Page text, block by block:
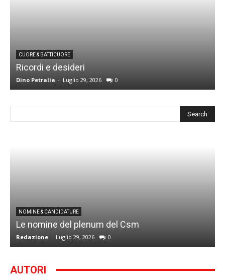
CUORE & BATTICUORE
Ricordi e desideri
Dino Petralia - Luglio 29, 2026 0
NOMINE & CANDIDATURE
Le nomine del plenum del Csm
Redazione - Luglio 29, 2026 0
AUTORI